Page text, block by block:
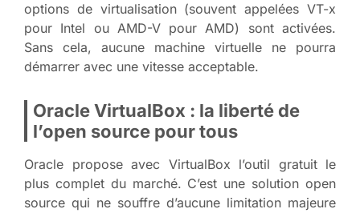
options de virtualisation (souvent appelées VT-x
pour Intel ou AMD-V pour AMD) sont activées.
Sans cela, aucune machine virtuelle ne pourra
démarrer avec une vitesse acceptable.
Oracle VirtualBox : la liberté de
l’open source pour tous
Oracle propose avec VirtualBox l’outil gratuit le
plus complet du marché. C’est une solution open
source qui ne souffre d’aucune limitation majeure